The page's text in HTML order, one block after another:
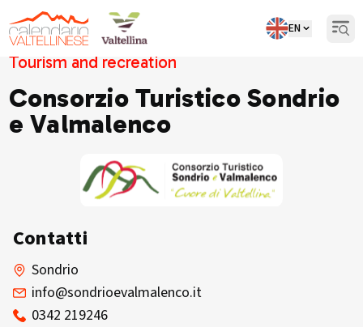
EN
Tourism and recreation
Consorzio Turistico Sondrio
e Valmalenco
Contatti
Sondrio
info@sondrioevalmalenco.it
0342 219246